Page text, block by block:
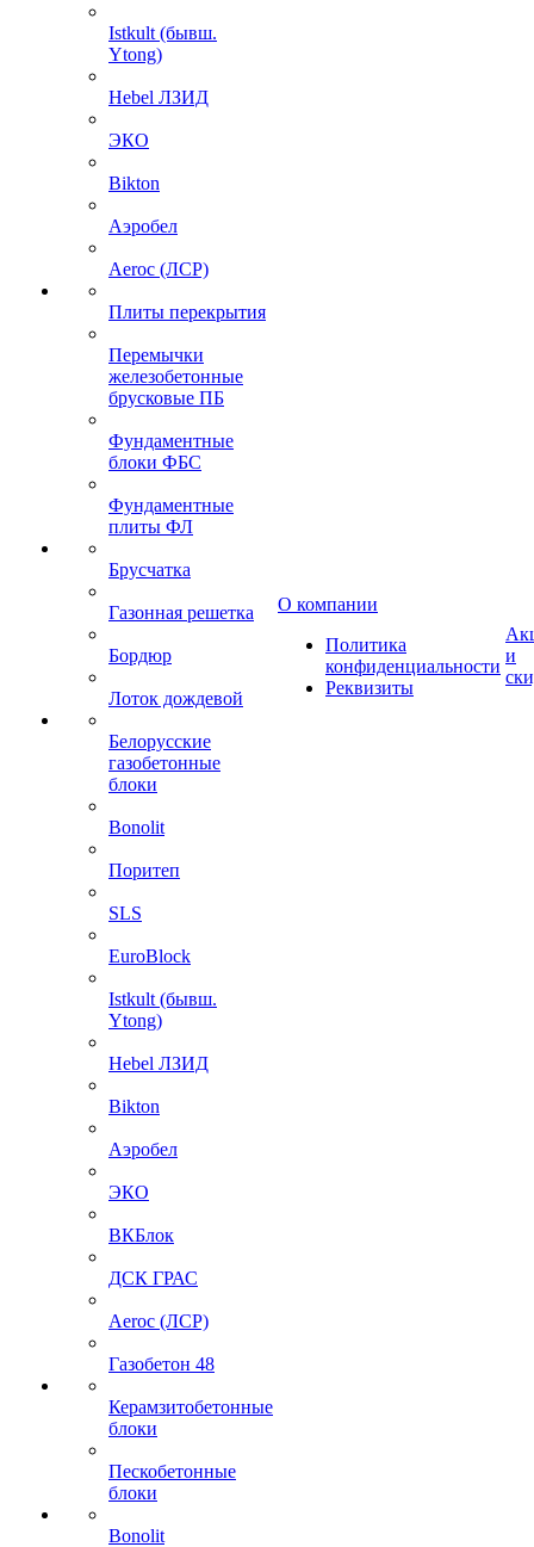
Istkult (бывш.
Ytong)
Hebel ЛЗИД
ЭКО
Bikton
Аэробел
Aeroc (ЛСР)
Плиты перекрытия
Перемычки
железобетонные
брусковые ПБ
Фундаментные
блоки ФБС
Фундаментные
плиты ФЛ
Брусчатка
Газонная решетка
Бордюр
Лоток дождевой
Белорусские
газобетонные
блоки
Bonolit
Поритеп
SLS
EuroBlock
Istkult (бывш.
Ytong)
Hebel ЛЗИД
Bikton
Аэробел
ЭКО
ВКБлок
ДСК ГРАС
Aeroc (ЛСР)
Газобетон 48
Керамзитобетонные
блоки
Пескобетонные
блоки
Bonolit
О компании
Политика
конфиденциальности
Реквизиты
и